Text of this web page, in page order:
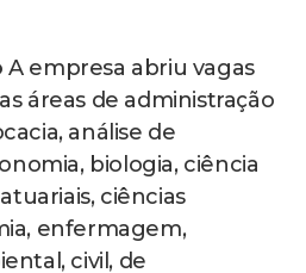
A empresa abriu vagas
áreas de administração
análise de
biologia, ciência
ciências
enfermagem,
civil, de